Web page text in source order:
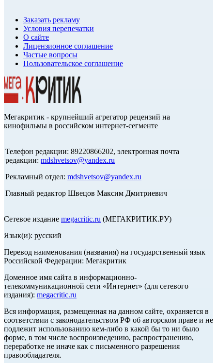
Заказать рекламу
Условия перепечатки
О сайте
Лицензионное соглашение
Частые вопросы
Пользовательское соглашение
Мегакритик - крупнейший агрегатор рецензий на
кинофильмы в российском интернет-сегменте
Телефон редакции: 89220866202, электронная почта
редакции: mdshvetsov@yandex.ru
Рекламный отдел: mdshvetsov@yandex.ru
Главный редактор Швецов Максим Дмитриевич
Сетевое издание megacritic.ru (МЕГАКРИТИК.РУ)
Язык(и): русский
Перевод наименования (названия) на государственный язык
Российской Федерации: Мегакритик
Доменное имя сайта в информационно-
телекоммуникационной сети «Интернет» (для сетевого
издания): megacritic.ru
Вся информация, размещенная на данном сайте, охраняется в
соответствии с законодательством РФ об авторском праве и не
подлежит использованию кем-либо в какой бы то ни было
форме, в том числе воспроизведению, распространению,
переработке не иначе как с письменного разрешения
правообладателя.